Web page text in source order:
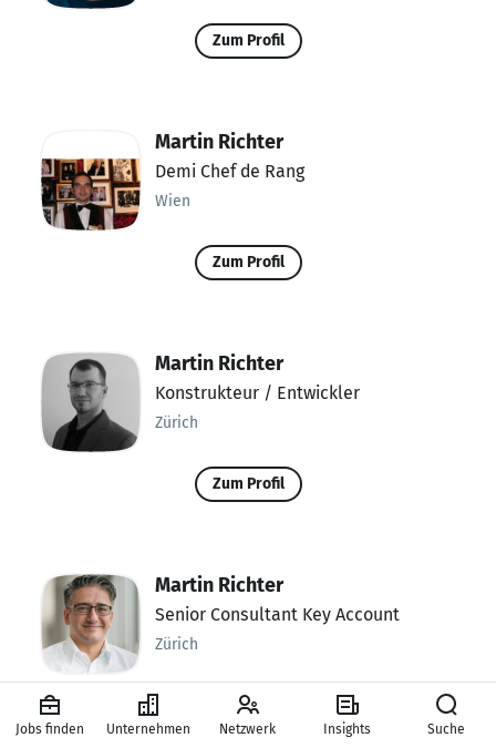
Zum Profil
Martin Richter
Demi Chef de Rang
Wien
Zum Profil
Martin Richter
Konstrukteur / Entwickler
Zürich
Zum Profil
Martin Richter
Senior Consultant Key Account
Zürich
Zum Profil
Jobs finden Unternehmen Netzwerk Insights Suche